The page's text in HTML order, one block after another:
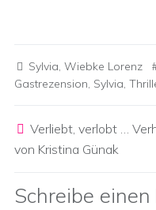
Sylvia, Wiebke Lorenz
Gastrezension, Sylvia,
Verliebt, verlobt …
von Kristina Günak
Schreibe